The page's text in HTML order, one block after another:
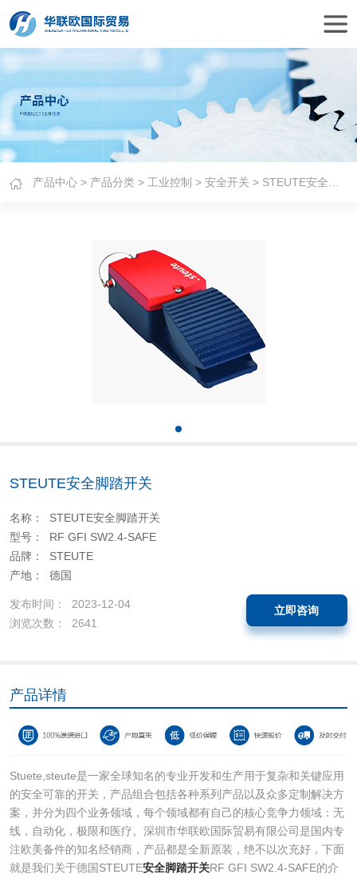
产品中心 > 产品分类 >工业控制 >安全开关 > STEUTE安全脚踏开关
STEUTE安全脚踏开关
名称： STEUTE安全脚踏开关
型号： RF GFI SW2.4-SAFE
品牌： STEUTE
产地： 德国
发布时间： 2023-12-04
浏览次数： 2641
立即咨询
产品详情
Stuete,steute是一家全球知名的专业开发和生产用于复杂和关键应用
的安全可靠的开关，产品组合包括各种系列产品以及众多定制解决方
案，并分为四个业务领域，每个领域都有自己的核心竞争力领域：无
线，自动化，极限和医疗。深圳市华联欧国际贸易有限公司是国内专
注欧美备件的知名经销商，产品都是全新原装，绝不以次充好，下面
就是我们关于德国STEUTE安全脚踏开关RF GFI SW2.4-SAFE的介